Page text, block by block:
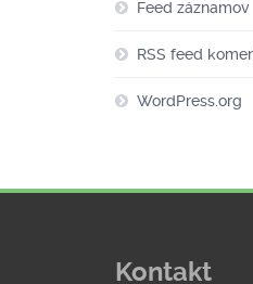
Feed záznamov
RSS feed
WordPress.org
Kontakt